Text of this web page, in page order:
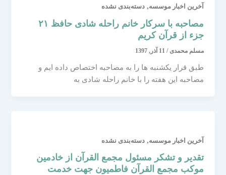
آخرین اخبار موسسه,دسته‌بندی نشده
مصاحبه با سرکار خانم راحله شادی حافظ ۲۱
جزء از قرآن کریم
مسلم محمدی/11 آذر, 1397
طبق قرار یکشنبه ها را به مصاحبه اختصاص داده ایم و
مصاحبه این هفته را با خانم راحله شادی به
آخرین اخبار موسسه,دسته‌بندی نشده
تقدیر و تشکر مسئول مجمع القرآن از خادمین
موکب مجمع القرآن فاطمیون جهت خدمت